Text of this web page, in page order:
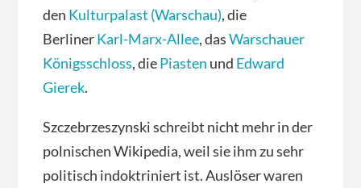
den Kulturpalast (Warschau), die
BerlinerKarl-Marx-Allee, dasWarschauer
Königsschloss, diePiasten und Edward
Gierek.
Szczebrzeszynski schreibt nicht mehr in der
polnischen Wikipedia, weil sie ihm zu sehr
politisch indoktriniert ist. Auslöser waren